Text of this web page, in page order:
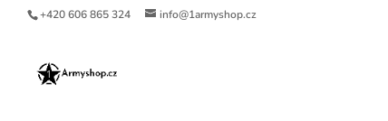
+420 606 865 324 info@1armyshop.cz